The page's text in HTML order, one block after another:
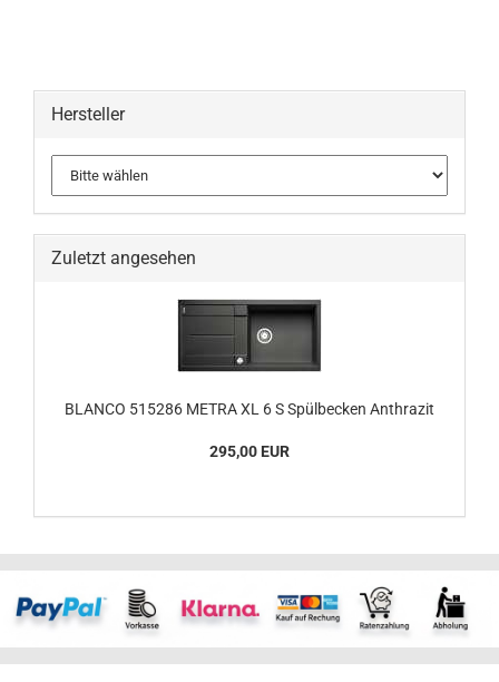
Hersteller
Zuletzt angesehen
BLANCO 515286 METRA XL 6 S Spülbecken Anthrazit
295,00 EUR